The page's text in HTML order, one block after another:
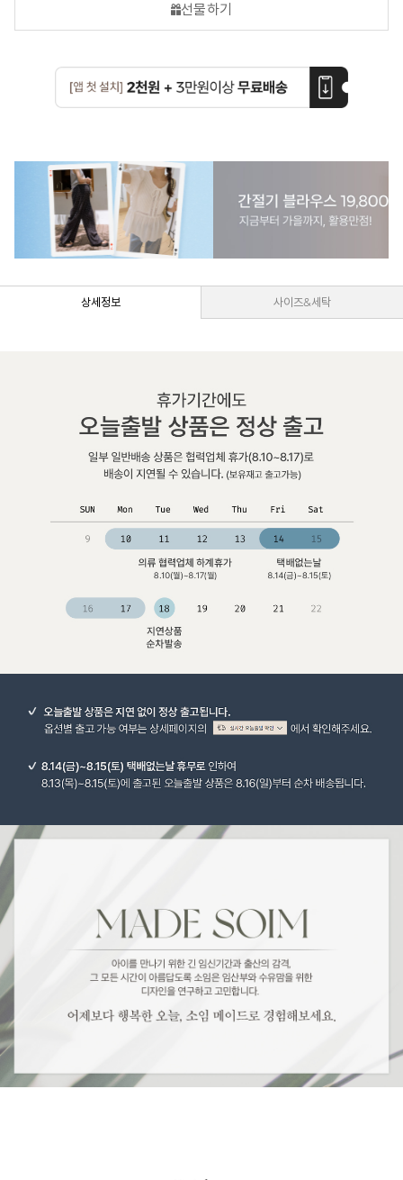
선물하기
상세정보 사이즈&세탁